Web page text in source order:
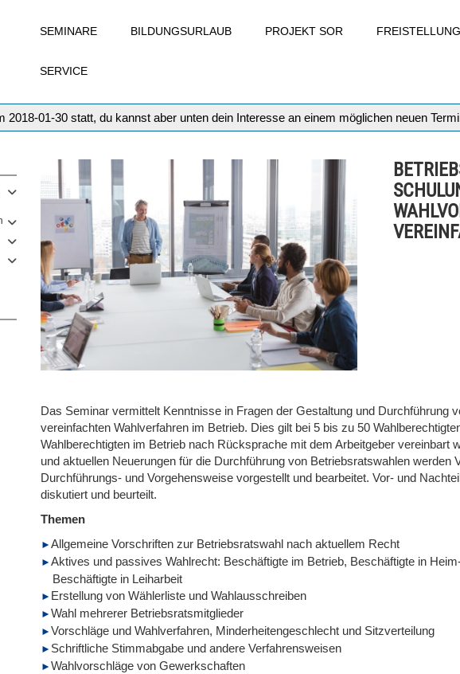
SEMINARE BILDUNGSURLAUB PROJEKT SOR
SERVICE
2018-01-30 statt, du kannst aber unten dein Interesse an einem möglichen neuen
Das Seminar vermittelt Kenntnisse in Fragen der Gestaltung und Durchführung
vereinfachten Wahlverfahren im Betrieb. Dies gilt bei 5 bis zu 50
Wahlberechtigten im Betrieb nach Rücksprache mit dem Arbeitgeber vereinbart
und aktuellen Neuerungen für die Durchführung von Betriebsratswahlen
Durchführungs- und Vorgehensweise vorgestellt und bearbeitet. Vor- und
diskutiert und beurteilt.
Themen
Allgemeine Vorschriften zur Betriebsratswahl nach aktuellem Recht
Aktives und passives Wahlrecht: Beschäftigte im Betrieb, Beschäftigte in
Beschäftigte in Leiharbeit
Erstellung von Wählerliste und Wahlausschreiben
Wahl mehrerer Betriebsratsmitglieder
Vorschläge und Wahlverfahren, Minderheitengeschlecht und Sitzverteilung
Schriftliche Stimmabgabe und andere Verfahrensweisen
Wahlvorschläge von Gewerkschaften